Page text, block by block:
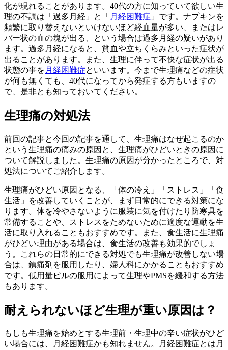
化が現れることがあります。40代の方に知っていて欲しい生
理の不調は「過多月経」と「 月経困難症 」です。ナプキンを
頻繁に取り替えないといけないほど経血量が多い、またはレ
バー状の血の塊が出る、という場合は過多月経の疑いがあり
ます。過多月経になると、貧血や立ちくらみといった症状が
出ることがあります。また、生理に伴って不快な症状が出る
状態の事を 月経困難症といいます。今まで生理痛などの症状
が何も無くても、40代になってから発症する方もいますの
で、是非とも知っておいてください。
生理痛の対処法
前回の記事と今回の記事を通して、生理痛はなぜ起こるのか
という生理痛の痛みの原因と、生理痛がひどいときの原因に
ついて解説しました。生理痛の原因が分かったところで、対
処法についてご紹介します。
生理痛がひどい原因となる、「体の冷え」「ストレス」「食
生活」を改善していくことが、まず日常的にできる対策にな
ります。体を冷やさないように服装に気を付けたり防寒具を
常備することや、ストレスをためないために適度な運動を生
活に取り入れることもおすすめです。また、食生活に生理痛
がひどい理由がある場合は、食生活の改善も効果的でしょ
う。これらの日常的にできる対処でも生理痛が改善しない場
合は、鎮痛剤を服用したり、婦人科にかかることもおすすめ
です。低用量ピルの服用によって生理やPMSを緩和する方法
もあります。
耐えられないほど生理が重い原因は？
もしも生理痛を始めとする生理前・生理中の辛い症状がひど
い場合には、月経困難症かも知れません。月経困難症とは月